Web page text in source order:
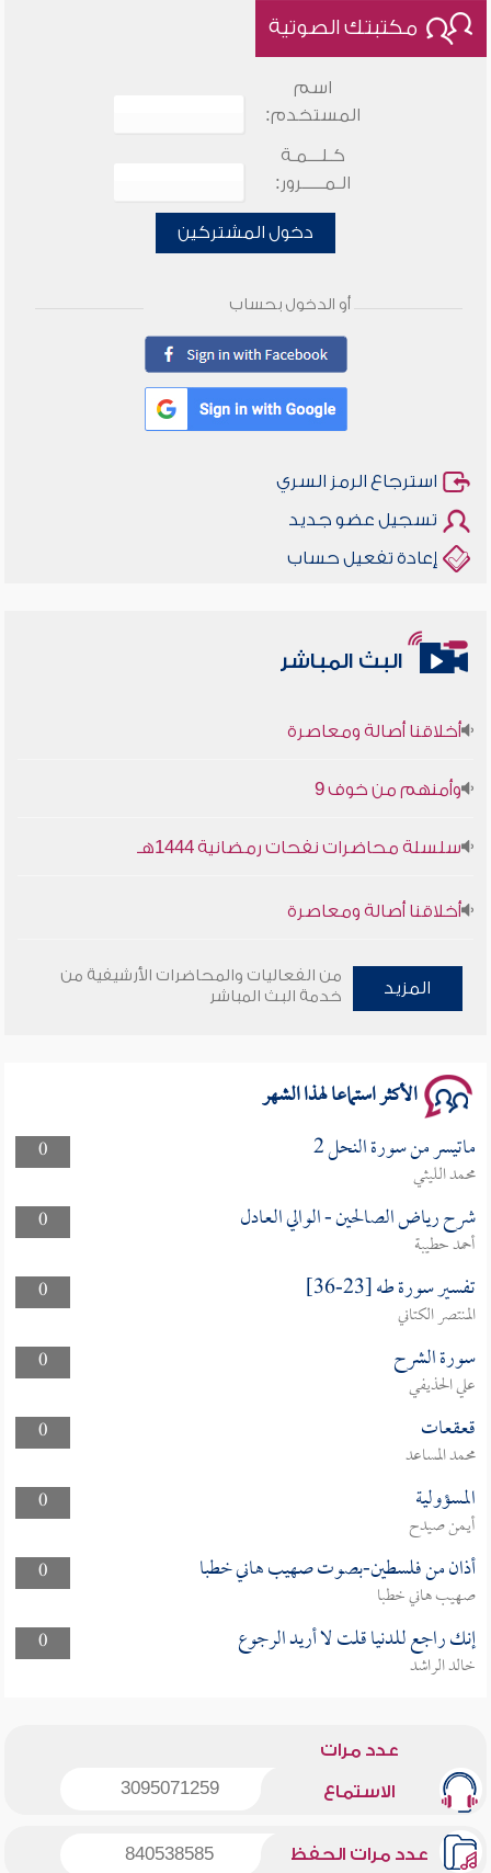
مكتبتك الصوتية
اسم
المستخدم:
كـلـــمـة
الـمـــــرور:
دخول المشتركين
أو الدخول بحساب
استرجاع الرمز السري
تسجيل عضو جديد
إعادة تفعيل حساب
البث المباشر
سلسلة محاضرات نفحات رمضانية 1444هـ
المزيد
من الفعاليات والمحاضرات الأرشيفية من
خدمة البث المباشر
الأكثر استماعا لهذا الشهر
0 ماتيسر من سورة النحل 2
محمد الليثي
0
شرح رياض الصالحين - الوالي العادل
أحمد حطيبة
0
تفسير سورة طه [23-36]
المنتصر الكتاني
0
سورة الشرح
علي الحذيفي
0
قعقعات
محمد المساعد
0
المسؤولية
أيمن صيدح
0
أذان من فلسطين-بصوت صهيب هاني خطبا
صهيب هاني خطبا
0
إنك راجع للدنيا قلت لا أريد الرجوع
خالد الراشد
عدد مرات
الاستماع 3095071259
عدد مرات الحفظ 840538585